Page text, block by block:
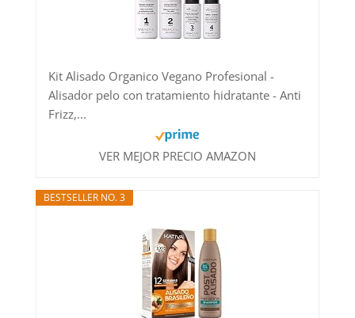
Kit Alisado Organico Vegano Profesional -
Alisador pelo con tratamiento hidratante - Anti
Frizz,...
VER MEJOR PRECIO AMAZON
BESTSELLER NO. 3